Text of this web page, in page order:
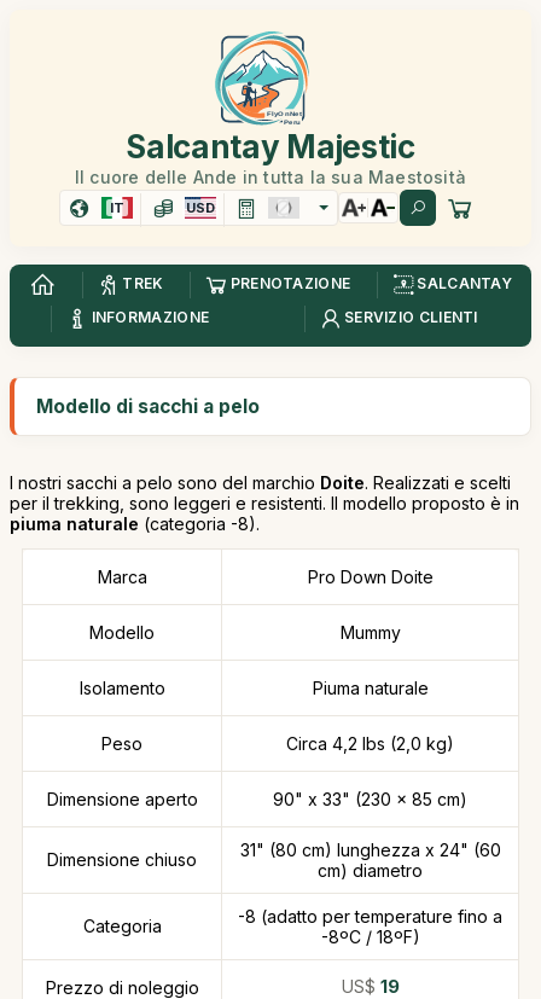
Salcantay Majestic
Il cuore delle Ande in tutta la sua Maestosità
IT USD
TREK PRENOTAZIONE
SALCANTAY
INFORMAZIONE
SERVIZIO CLIENTI
Modello di sacchi a pelo
I nostri sacchi a pelo sono del marchio Doite. Realizzati e scelti
per il trekking, sono leggeri e resistenti. Il modello proposto è in
piuma naturale (categoria -8).
Marca Pro Down Doite
Modello Mummy
Isolamento Piuma naturale
Peso Circa 4,2 lbs (2,0 kg)
Dimensione aperto 90" x 33" (230 x 85 cm)
Dimensione chiuso
31" (80 cm) lunghezza x 24" (60
cm) diametro
Categoria
-8 (adatto per temperature fino a
-8ºC / 18ºF)
Prezzo di noleggio US$ 19